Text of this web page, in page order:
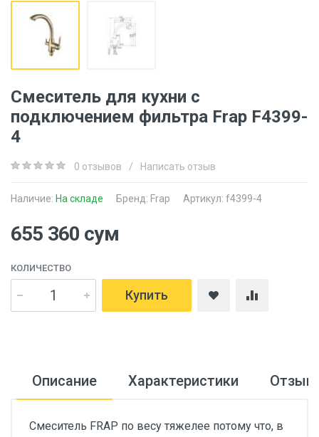
Смеситель для кухни с
подключением фильтра Frap F4399-
4
0 отзывов / Написать отзыв
Наличие: На складе Бренд: Frap Артикул: f4399-4
655 360 сум
КОЛИЧЕСТВО
Купить
Описание Характеристики
Cмеситель FRAP по весу тяжелее потому что, в